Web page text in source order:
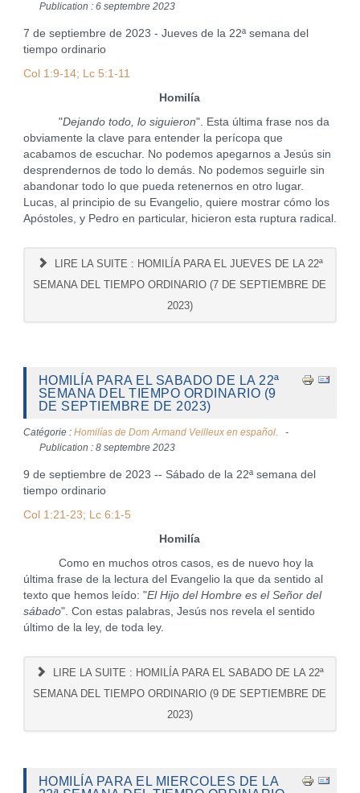
Publication : 6 septembre 2023
7 de septiembre de 2023 - Jueves de la 22ª semana del
tiempo ordinario
Col 1:9-14; Lc 5:1-11
Homilía
"Dejando todo, lo siguieron". Esta última frase nos da
obviamente la clave para entender la perícopa que
acabamos de escuchar. No podemos apegarnos a Jesús sin
desprendernos de todo lo demás. No podemos seguirle sin
abandonar todo lo que pueda retenernos en otro lugar.
Lucas, al principio de su Evangelio, quiere mostrar cómo los
Apóstoles, y Pedro en particular, hicieron esta ruptura radical.
LIRE LA SUITE : HOMILÍA PARA EL JUEVES DE LA 22ª
SEMANA DEL TIEMPO ORDINARIO (7 DE SEPTIEMBRE DE
2023)
HOMILÍA PARA EL SABADO DE LA 22ª
SEMANA DEL TIEMPO ORDINARIO (9
DE SEPTIEMBRE DE 2023)
Catégorie : Homilías de Dom Armand Veilleux en español.
Publication : 8 septembre 2023
9 de septiembre de 2023 -- Sábado de la 22ª semana del
tiempo ordinario
Col 1:21-23; Lc 6:1-5
Homilía
Como en muchos otros casos, es de nuevo hoy la
última frase de la lectura del Evangelio la que da sentido al
texto que hemos leído: "El Hijo del Hombre es el Señor del
sábado". Con estas palabras, Jesús nos revela el sentido
último de la ley, de toda ley.
LIRE LA SUITE : HOMILÍA PARA EL SABADO DE LA 22ª
SEMANA DEL TIEMPO ORDINARIO (9 DE SEPTIEMBRE DE
2023)
HOMILÍA PARA EL MIERCOLES DE LA